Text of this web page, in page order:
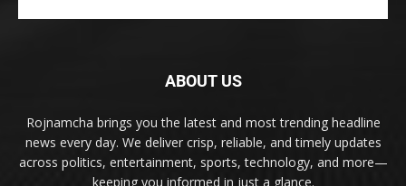
ABOUT US
Rojnamcha brings you the latest and most trending headline
news every day. We deliver crisp, reliable, and timely updates
across politics, entertainment, sports, technology, and more—
keeping you informed in just a glance.